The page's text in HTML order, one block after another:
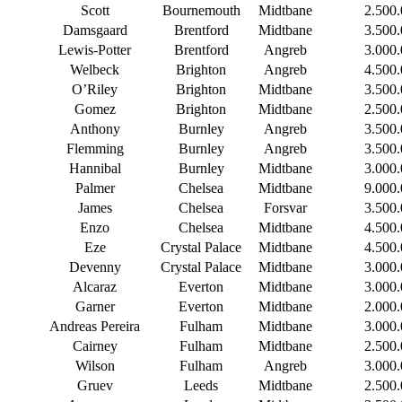
Scott
Bournemouth Midtbane
Damsgaard
Brentford Midtbane
Lewis-Potter
Brentford Angreb
Welbeck
Brighton Angreb
O’Riley
Brighton Midtbane
Gomez
Brighton Midtbane
Anthony
Burnley Angreb
Flemming
Burnley Angreb
Hannibal
Burnley Midtbane
Palmer
Chelsea Midtbane
James
Chelsea Forsvar
Enzo
Chelsea Midtbane
Eze
Crystal Palace Midtbane
Devenny
Crystal Palace Midtbane
Alcaraz
Everton Midtbane
Garner
Everton Midtbane
Andreas Pereira
Fulham Midtbane
Cairney
Fulham Midtbane
Wilson
Fulham Angreb
Gruev
Leeds Midtbane